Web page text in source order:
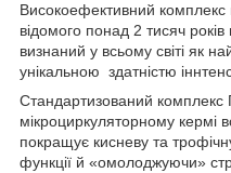
Високоефективний комплекс
відомого понад 2 тисяч
визнаний у всьому світі як
унікальною здатністю
Стандартизований комплекс
мікроциркуляторному кермі
покращує кисневу та
функції й «омолоджуючи»